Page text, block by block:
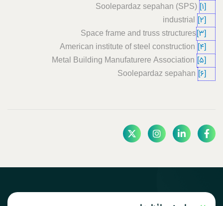
[1]
[2]
[3]
Space frame and truss structures
[4]
[5]
[6]